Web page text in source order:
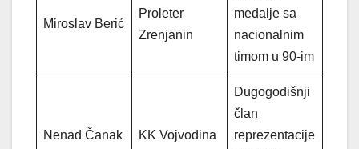
Miroslav Berić
Proleter
Zrenjanin
medalje sa
nacionalnim
timom u 90-im
Nenad Čanak KK Vojvodina
Dugogodišnji
član
reprezentacije